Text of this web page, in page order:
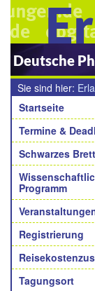
Deutsche
Sie sind hier:
Teilnehmende
Navigation
Startseite
Termine &
Schwarzes Brett
Programm
Registrierung
Tagungsort